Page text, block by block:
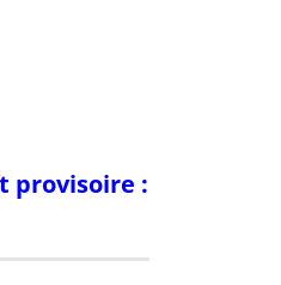
provisoire :